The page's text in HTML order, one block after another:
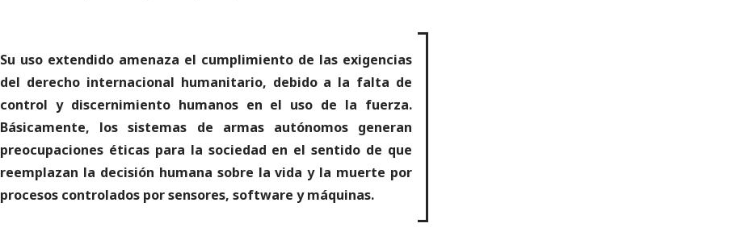
Su uso extendido amenaza el cumplimiento de las exigencias
del derecho internacional humanitario, debido a la falta de
control y discernimiento humanos en el uso de la fuerza.
Básicamente, los sistemas de armas autónomos generan
preocupaciones éticas para la sociedad en el sentido de que
reemplazan la decisión humana sobre la vida y la muerte por
procesos controlados por sensores, software y máquinas.